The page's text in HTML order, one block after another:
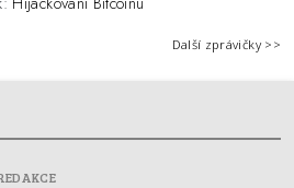
Další zprávičky >>